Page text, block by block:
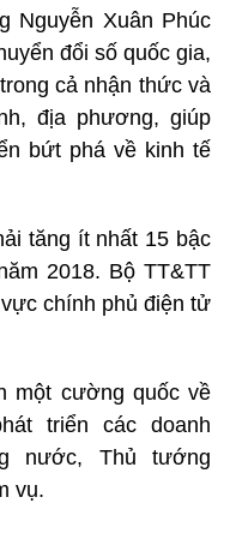
Nguyễn Xuân Phúc
đổi số quốc gia,
cả nhận thức và
địa phương, giúp
bứt phá về kinh tế
tăng ít nhất 15 bậc
2018. Bộ TT&TT
chính phủ điện tử
một cường quốc về
triển các doanh
nước, Thủ tướng
vụ.